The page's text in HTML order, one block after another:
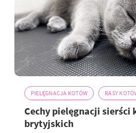
PIELĘGNACJA KOTÓW RASY
Cechy pielęgnacji sierści
brytyjskich